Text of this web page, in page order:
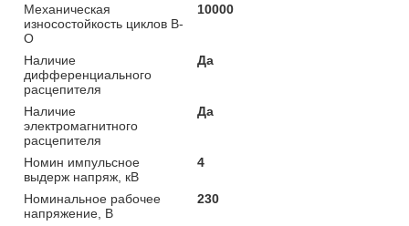
Механическая
износостойкость циклов В-
О
10000
Наличие
дифференциального
расцепителя
Да
Наличие
электромагнитного
расцепителя
Да
Номин импульсное
выдерж напряж, кВ
4
Номинальное рабочее
напряжение, В
230